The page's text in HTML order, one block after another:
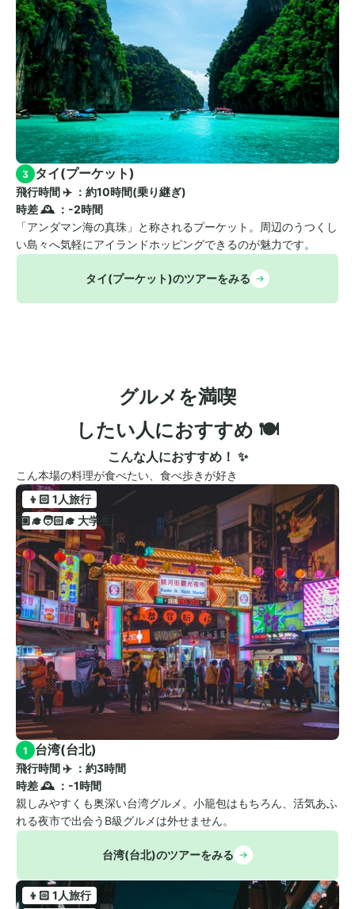
3 タイ(プーケット)
飛行時間 ✈️ ：約10時間(乗り継ぎ)
時差 🕰️ ：-2時間
「アンダマン海の真珠」と称されるプーケット。周辺のうつくし
い島々へ気軽にアイランドホッピングできるのが魅力です。
タイ(プーケット)のツアーをみる
グルメを満喫
したい人におすすめ 🍽️
こんな人におすすめ！ ✨
こん本場の料理が食べたい、食べ歩きが好き
👦🏻 1人旅行
🧑🏼‍🎓🧑🏻‍🎓 大学生
1 台湾(台北)
飛行時間 ✈️ ：約3時間
時差 🕰️ ：-1時間
親しみやすくも奥深い台湾グルメ。小籠包はもちろん、活気あふ
れる夜市で出会うB級グルメは外せません。
台湾(台北)のツアーをみる
👦🏻 1人旅行